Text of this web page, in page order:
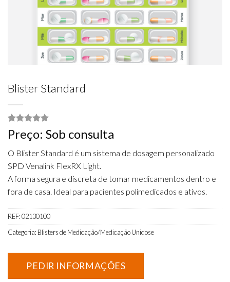
Blister Standard
Classificado
com5.00
base em
5
classificações
de clientes
Preço: Sob consulta
O Blister Standard é um sistema de dosagem personalizado
SPD Venalink FlexRX Light.
A forma segura e discreta de tomar medicamentos dentro e
fora de casa. Ideal para pacientes polimedicados e ativos.
REF:02130100
Categoria: Blisters de Medicação/Medicação Unidose